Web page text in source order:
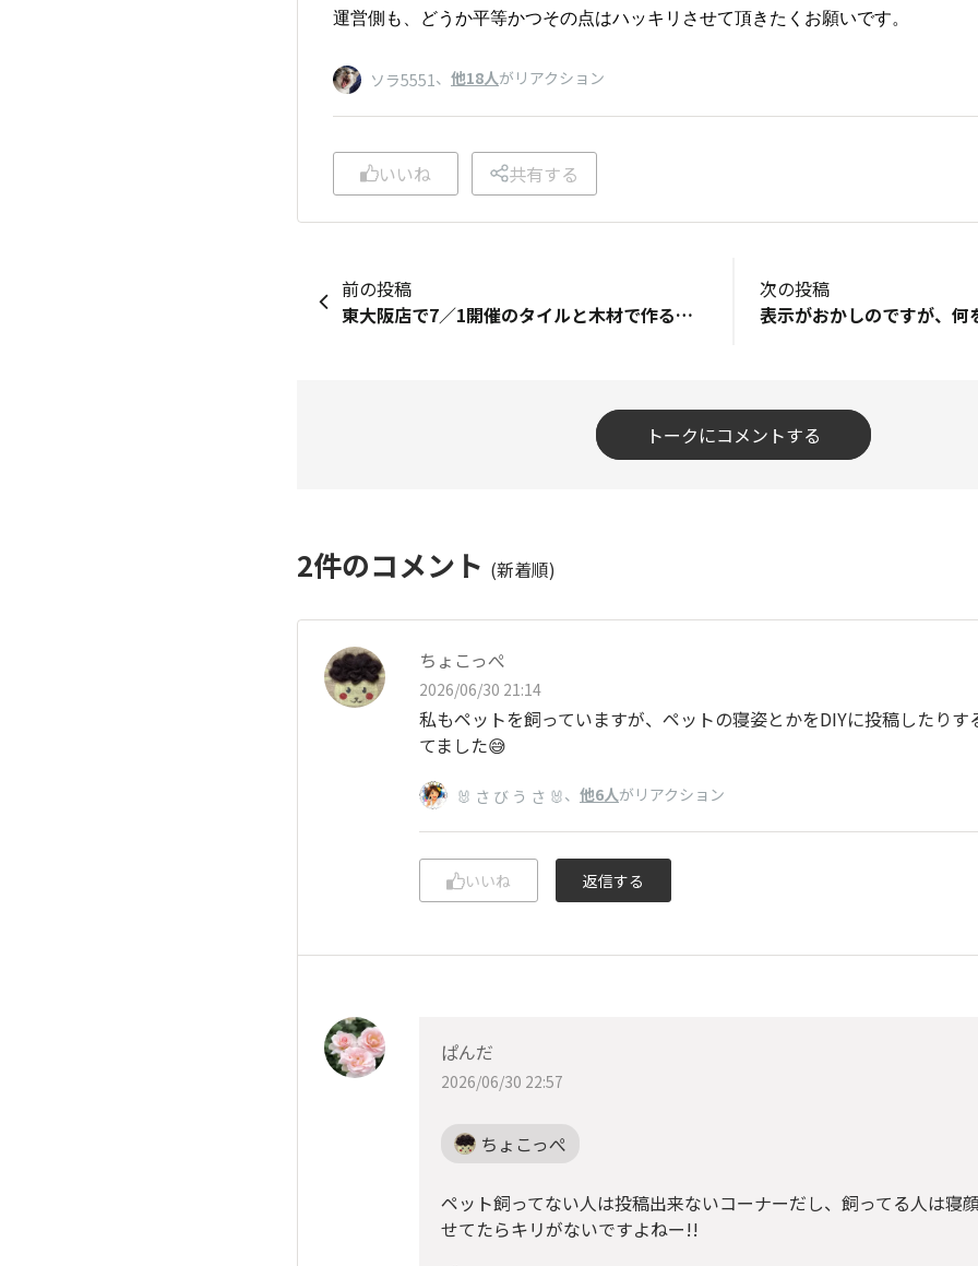
運営側も、どうか平等かつその点はハッキリさせて頂きたくお願いです。
ソラ5551 、 他18人がリアクション
いいね 共有する
前の投稿
東大阪店で7／1開催のタイルと木材で作るカフェトレイを予約しています。持ち込みのタイルも併用することは可能でしょうか？
次の投稿
トークにコメントする
2件のコメント (新着順)
ちょこっぺ
2026/06/30 21:14
私もペットを飼っていますが、ペットの寝姿とかをDIYに投稿したり
てました😅
🐰 さ び う さ 🐰、 他6人がリアクション
いいね 返信する
ぱんだ
2026/06/30 22:57
ちょこっぺ
ペット飼ってない人は投稿出来ないコーナーだし、飼ってる人は寝
せてたらキリがないですよねー!!